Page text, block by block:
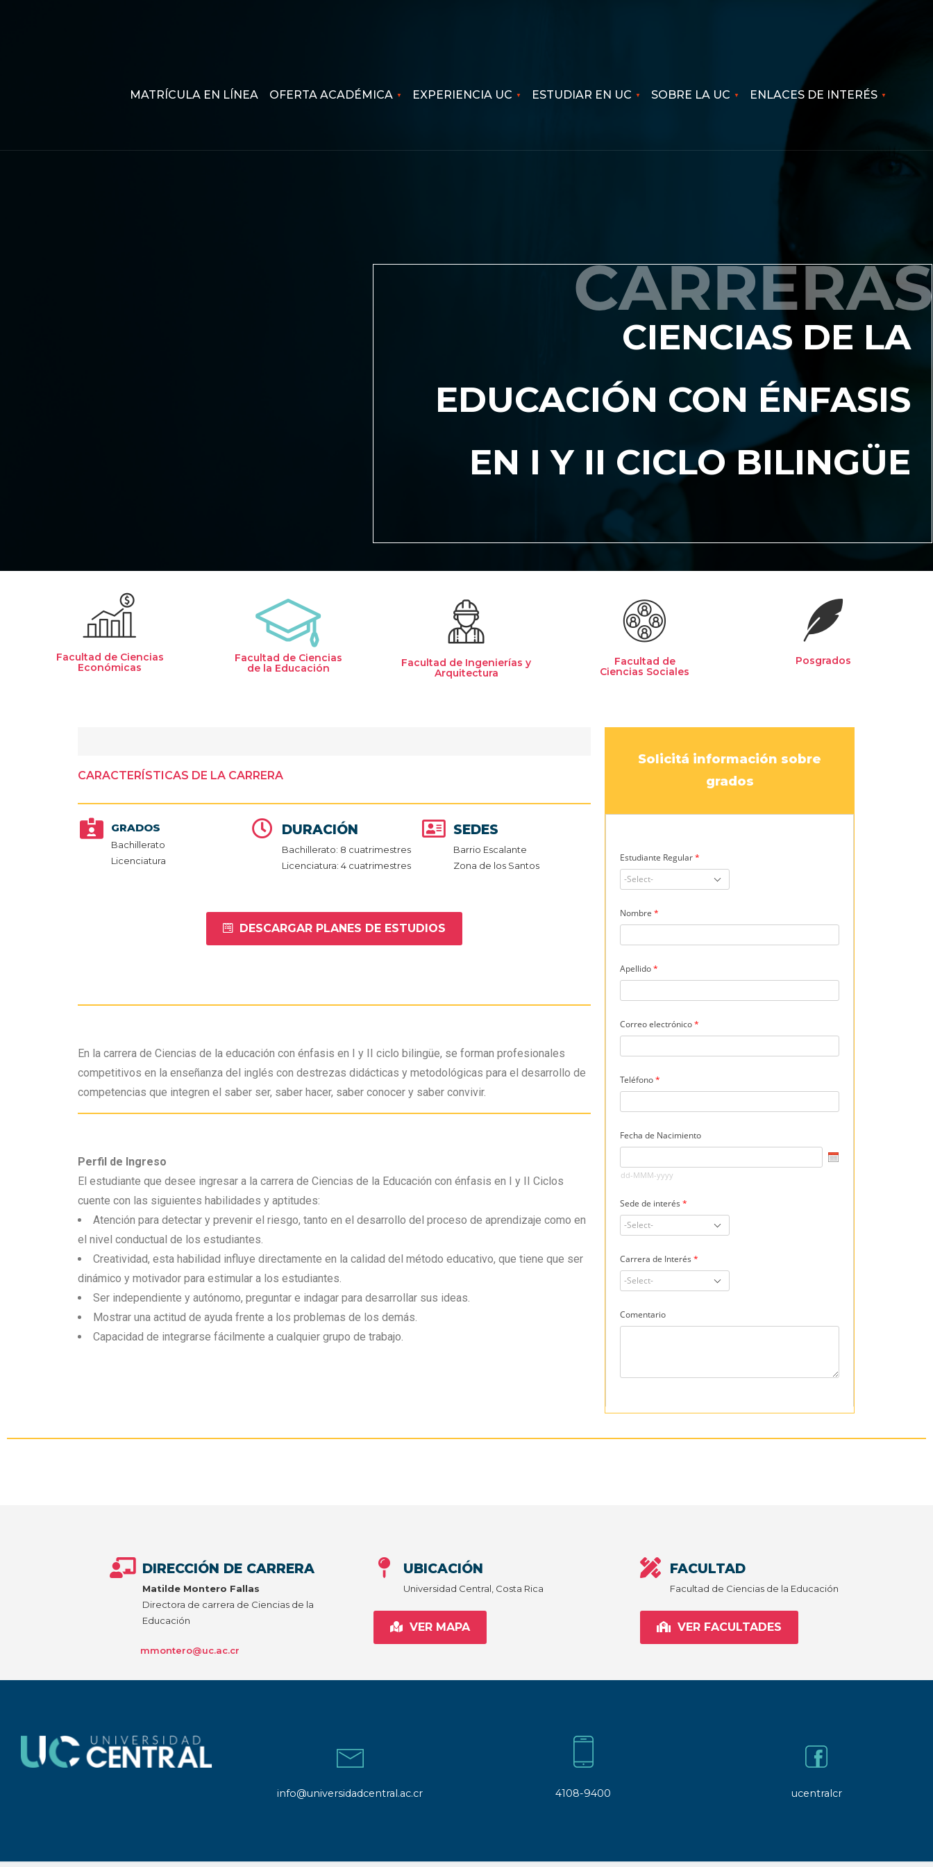
MATRÍCULA EN LÍNEA OFERTA ACADÉMICA EXPERIENCIA UC ESTUDIAR EN UC SOBRE LA UC ENLACES DE INTERÉS
CIENCIAS DE LA
EDUCACIÓN CON ÉNFASIS
EN I Y II CICLO BILINGÜE
Facultad de Ciencias
Económicas
Facultad de Ciencias
de la Educación
Facultad de Ingenierías y
Arquitectura
Facultad de
Ciencias Sociales
Posgrados
CARACTERÍSTICAS DE LA CARRERA
GRADOS
Bachillerato
Licenciatura
DURACIÓN
Bachillerato: 8 cuatrimestres
Licenciatura: 4 cuatrimestres
SEDES
Barrio Escalante
Zona de los Santos
DESCARGAR PLANES DE ESTUDIOS
En la carrera de Ciencias de la educación con énfasis en I y II ciclo bilingüe, se forman profesionales
competitivos en la enseñanza del inglés con destrezas didácticas y metodológicas para el desarrollo de
competencias que integren el saber ser, saber hacer, saber conocer y saber convivir.
Perfil de Ingreso
El estudiante que desee ingresar a la carrera de Ciencias de la Educación con énfasis en I y II Ciclos
cuente con las siguientes habilidades y aptitudes:
Atención para detectar y prevenir el riesgo, tanto en el desarrollo del proceso de aprendizaje como en
el nivel conductual de los estudiantes.
Creatividad, esta habilidad influye directamente en la calidad del método educativo, que tiene que ser
dinámico y motivador para estimular a los estudiantes.
Ser independiente y autónomo, preguntar e indagar para desarrollar sus ideas.
Mostrar una actitud de ayuda frente a los problemas de los demás.
Capacidad de integrarse fácilmente a cualquier grupo de trabajo.
Solicitá información sobre
grados
DIRECCIÓN DE CARRERA
Matilde Montero Fallas
Directora de carrera de Ciencias de la
Educación
mmontero@uc.ac.cr
UBICACIÓN
Universidad Central, Costa Rica
VER MAPA
FACULTAD
Facultad de Ciencias de la Educación
VER FACULTADES
info@universidadcentral.ac.cr 4108-9400 ucentralcr